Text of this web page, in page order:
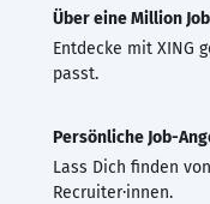
Über eine Million
Entdecke mit XING
passt.
Persönliche Job-
Lass Dich finden
Recruiter·innen.